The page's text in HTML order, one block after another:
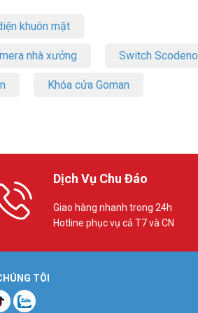
khuôn mặt
nhà xưởng Switch Scodeno
Khóa cửa Goman
Dịch Vụ Chu Đáo
Giao hàng nhanh trong 24h
Hotline phục vụ cả T7 và CN
TÔI